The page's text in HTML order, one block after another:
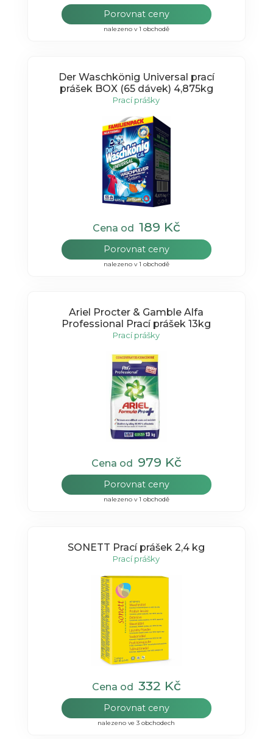
Porovnat ceny
nalezeno v 1 obchodě
Der Waschkönig Universal prací
prášek BOX (65 dávek) 4,875kg
Prací prášky
Cena od 189 Kč
Porovnat ceny
nalezeno v 1 obchodě
Ariel Procter & Gamble Alfa
Professional Prací prášek 13kg
Prací prášky
Cena od 979 Kč
Porovnat ceny
nalezeno v 1 obchodě
SONETT Prací prášek 2,4 kg
Prací prášky
Cena od 332 Kč
Porovnat ceny
nalezeno ve 3 obchodech